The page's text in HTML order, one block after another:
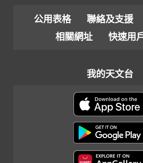
公用表格 聯絡及支援
相關網址
快速用
我的天文台